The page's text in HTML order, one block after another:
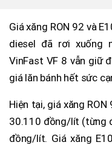
Giá xăng RON 92 và
diesel đã rơi xuống
VinFast VF 8 vẫn giữ
giá lăn bánh hết sức
Hiện tại, giá xăng
30.110 đồng/lít (từng
đồng/lít. Giá xăng